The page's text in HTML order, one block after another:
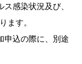
感染状況及び、
ます。
申込の際に、別途